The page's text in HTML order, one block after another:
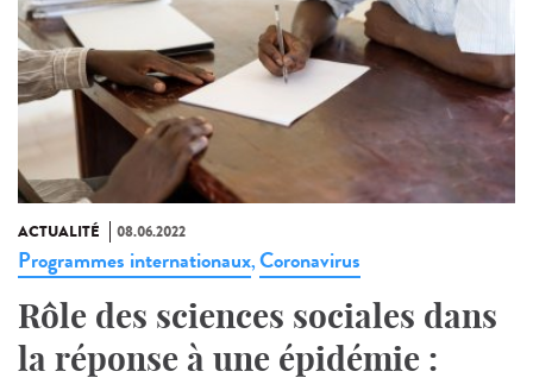
ACTUALITÉ 08.06.2022
Programmes internationaux,Coronavirus
Rôle des sciences sociales dans
la réponse à une épidémie :